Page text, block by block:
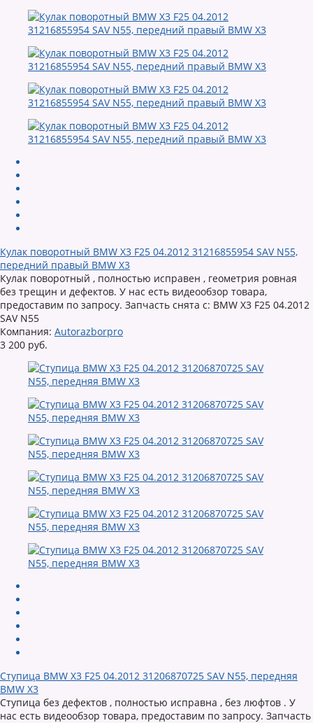
Кулак поворотный BMW X3 F25 04.2012 31216855954 SAV N55,
передний правый BMW X3
Кулак поворотный , полностью исправен , геометрия ровная
без трещин и дефектов. У нас есть видеообзор товара,
предоставим по запросу. Запчасть снята с: BMW X3 F25 04.2012
SAV N55
Компания: Autorazborpro
3 200 руб.
Ступица BMW X3 F25 04.2012 31206870725 SAV N55, передняя
BMW X3
Ступица без дефектов , полностью исправна , без люфтов . У
нас есть видеообзор товара, предоставим по запросу. Запчасть